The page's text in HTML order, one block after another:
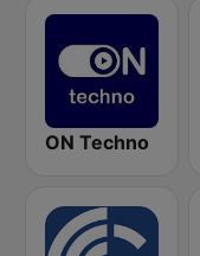
ON Techno